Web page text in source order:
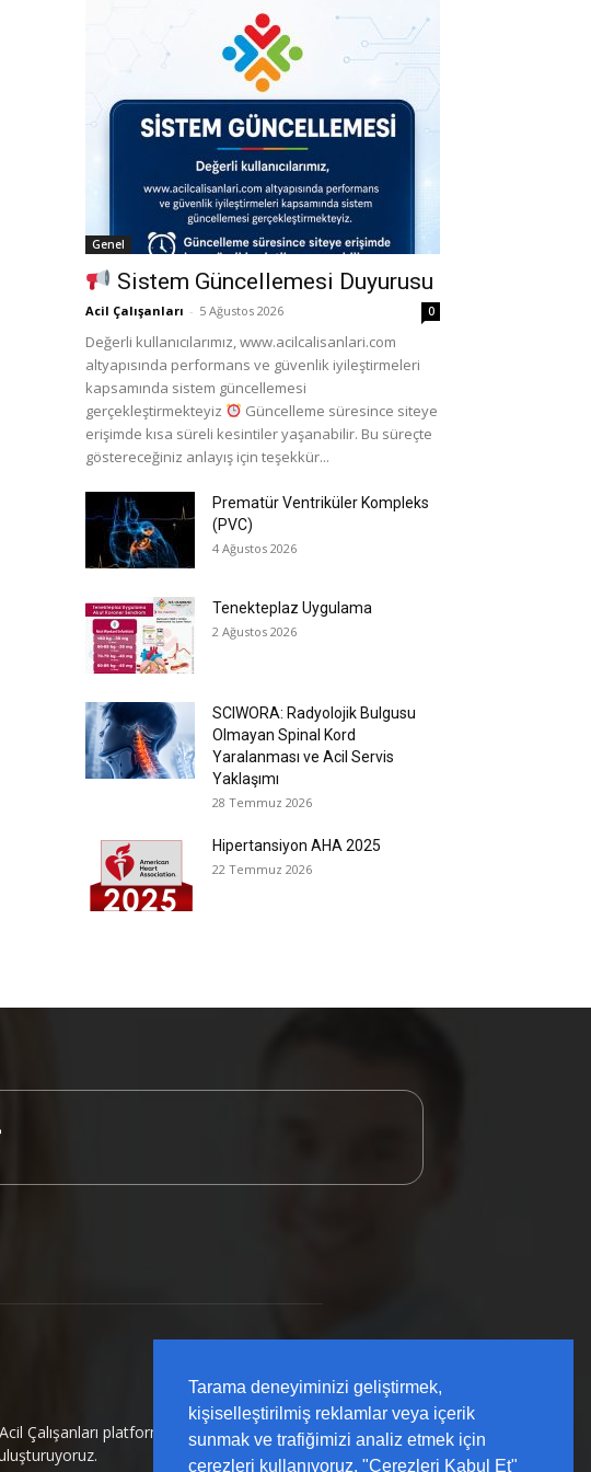
Genel
Sistem Güncellemesi Duyurusu
Acil Çalışanları - 5 Ağustos 2026 0
Değerli kullanıcılarımız, www.acilcalisanlari.com
altyapısında performans ve güvenlik iyileştirmeleri
kapsamında sistem güncellemesi
gerçekleştirmekteyiz
Güncelleme süresince siteye
erişimde kısa süreli kesintiler yaşanabilir. Bu süreçte
göstereceğiniz anlayış için teşekkür...
Prematür Ventriküler Kompleks
(PVC)
4 Ağustos 2026
Tenekteplaz Uygulama
2 Ağustos 2026
SCIWORA: Radyolojik Bulgusu
Olmayan Spinal Kord
Yaralanması ve Acil Servis
Yaklaşımı
28 Temmuz 2026
Hipertansiyon AHA 2025
22 Temmuz 2026
Çalışanları platformu olarak; sahada karşılığı olan, güncel
Tarama deneyiminizi geliştirmek,
kişiselleştirilmiş reklamlar veya içerik
sunmak ve trafiğimizi analiz etmek için
çerezleri kullanıyoruz. "Çerezleri Kabul Et"